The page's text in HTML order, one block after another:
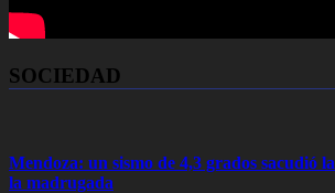
SOCIEDAD
Mendoza: un sismo de 4,3 grados sacudió
la madrugada